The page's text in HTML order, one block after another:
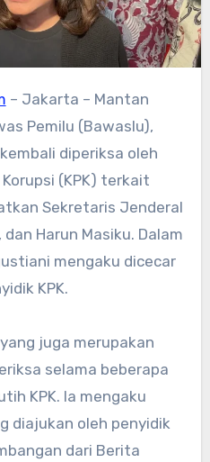
– Jakarta – Mantan
Pemilu (Bawaslu),
diperiksa oleh
(KPK) terkait
Sekretaris Jenderal
Harun Masiku. Dalam
mengaku dicecar
KPK.
juga merupakan
selama beberapa
KPK. Ia mengaku
diajukan oleh penyidik
dari Berita